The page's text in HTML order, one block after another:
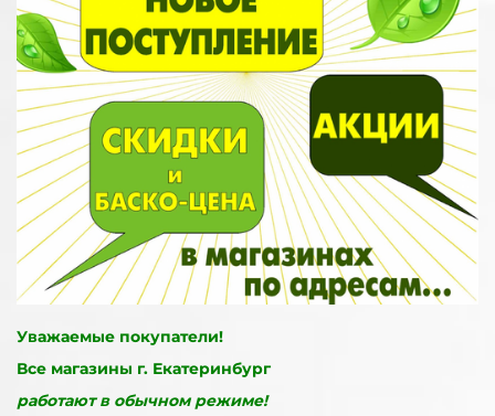
Уважаемые покупатели!
Все магазины г. Екатеринбург
работают в обычном режиме!